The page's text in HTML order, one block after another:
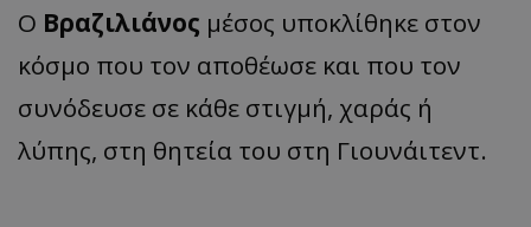
Ο Βραζιλιάνος μέσος υποκλίθηκε στον
κόσμο που τον αποθέωσε και που τον
συνόδευσε σε κάθε στιγμή, χαράς ή
λύπης, στη θητεία του στη Γιουνάιτεντ.